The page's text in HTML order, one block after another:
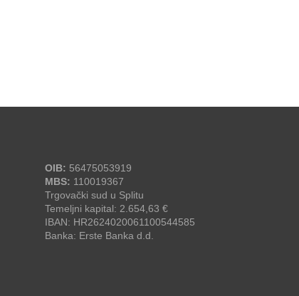
OIB: 56475053919
MBS: 110019367
Trgovački sud u Splitu
Temeljni kapital: 2.654,63 €
IBAN: HR2624020061100544585
Banka: Erste Banka d.d.